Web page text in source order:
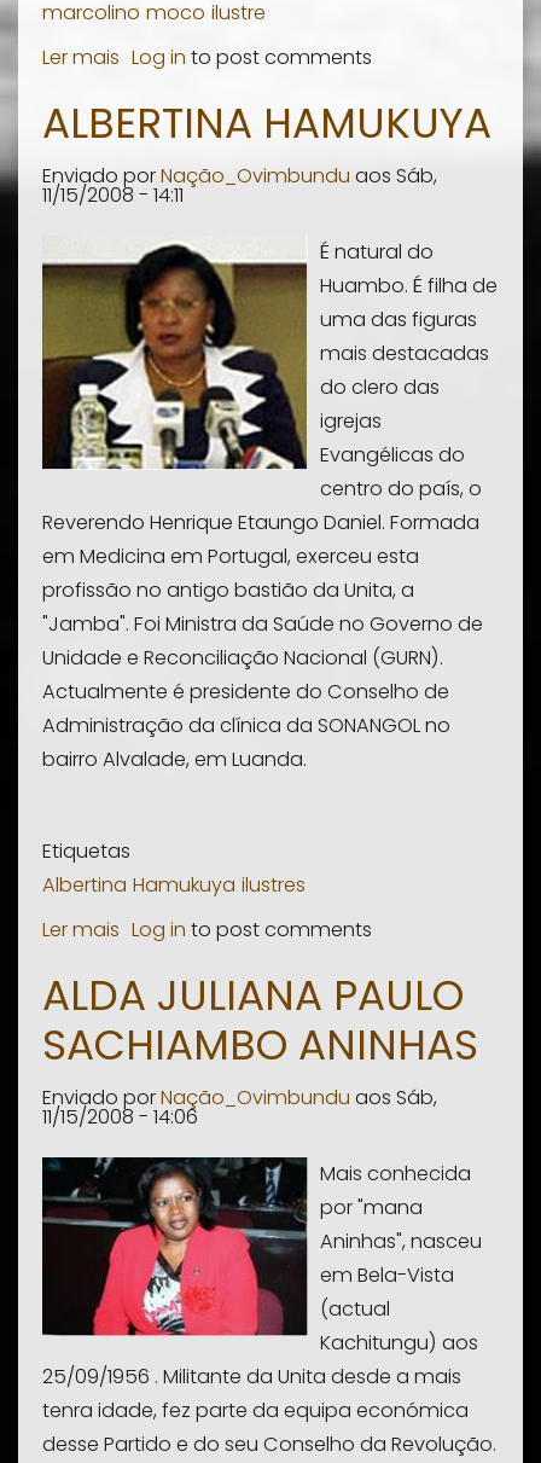
marcolino moco ilustre
Ler mais sobre
José
Moco
Log in to post comments
ALBERTINA HAMUKUYA
Enviado porNação_Ovimbundu aos Sáb,
11/15/2008 - 14:11
É natural do
Huambo. É filha de
uma das figuras
mais destacadas
do clero das
igrejas
Evangélicas do
centro do país, o
Reverendo Henrique Etaungo Daniel. Formada
em Medicina em Portugal, exerceu esta
profissão no antigo bastião da Unita, a
"Jamba". Foi Ministra da Saúde no Governo de
Unidade e Reconciliação Nacional (GURN).
Actualmente é presidente do Conselho de
Administração da clínica da SONANGOL no
bairro Alvalade, em Luanda.
Etiquetas
Albertina Hamukuya ilustres
Ler mais sobre
Hamukuya
Log in to post comments
ALDA JULIANA PAULO
SACHIAMBO ANINHAS
Enviado porNação_Ovimbundu aos Sáb,
11/15/2008 - 14:06
Mais conhecida
por "mana
Aninhas", nasceu
em Bela-Vista
(actual
Kachitungu) aos
25/09/1956 . Militante da Unita desde a mais
tenra idade, fez parte da equipa económica
desse Partido e do seu Conselho da Revolução.